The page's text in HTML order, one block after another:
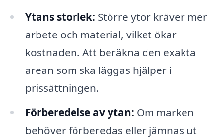
Ytans storlek: Större ytor kräver mer
arbete och material, vilket ökar
kostnaden. Att beräkna den exakta
arean som ska läggas hjälper i
prissättningen.
Förberedelse av ytan: Om marken
behöver förberedas eller jämnas ut